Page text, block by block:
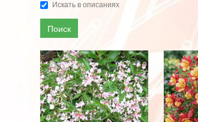
Искать в описаниях
Поиск